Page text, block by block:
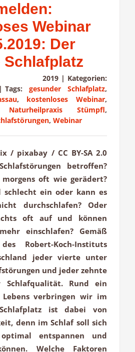
Webinar
Der
Schlafplatz
2019 | Kategorien:
| Tags: gesunder Schlafplatz,
, kostenloses Webinar,
Naturheilpraxis Stümpfl,
, Webinar
/ pixabay / CC BY-SA 2.0
betroffen?
morgens oft wie gerädert?
schlecht ein oder kann es
durchschlafen? Oder
oft auf und können
einschlafen? Gemäß
Robert-Koch-Instituts
jeder vierte unter
und jeder zehnte
Schlafqualität. Rund ein
verbringen wir im
ist dabei von
denn im Schlaf soll sich
entspannen und
Welche Faktoren